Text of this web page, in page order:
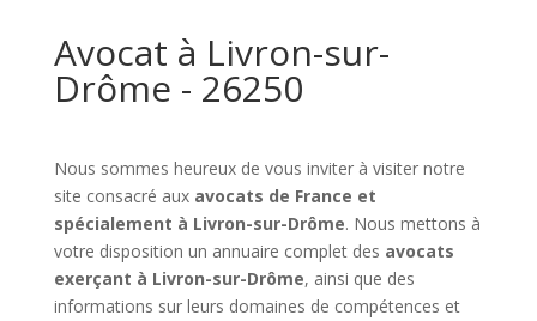
Avocat à Livron-sur-
Drôme - 26250
Nous sommes heureux de vous inviter à visiter notre
site consacré aux avocats de France et
spécialement à Livron-sur-Drôme. Nous mettons à
votre disposition un annuaire complet des avocats
exerçant à Livron-sur-Drôme, ainsi que des
informations sur leurs domaines de compétences et